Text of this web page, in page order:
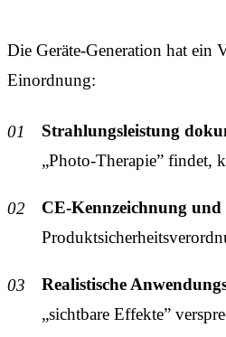
Die Geräte-Generation hat ein
Einordnung:
Strahlungsleistung
„Photo-Therapie” findet,
CE-Kennzeichnung und
Realistische
„sichtbare Effekte”